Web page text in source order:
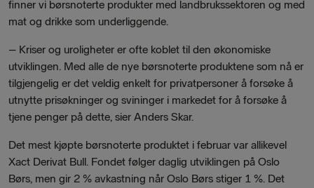
finner vi børsnoterte produkter med landbrukssektoren og med
mat og drikke som underliggende.
– Kriser og uroligheter er ofte koblet til den økonomiske
utviklingen. Med alle de nye børsnoterte produktene som nå er
tilgjengelig er det veldig enkelt for privatpersoner å forsøke å
utnytte prisøkninger og svininger i markedet for å forsøke å
tjene penger på dette, sier Anders Skar.
Det mest kjøpte børsnoterte produktet i februar var allikevel
Xact Derivat Bull. Fondet følger daglig utviklingen på Oslo
Børs, men gir 2 % avkastning når Oslo Børs stiger 1 %. Det